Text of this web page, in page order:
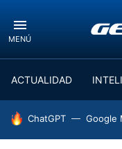
MENÚ
ACTUALIDAD
HOY SE HABLA DE
ChatGPT Google